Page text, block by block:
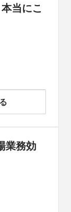
当にこ
業務効